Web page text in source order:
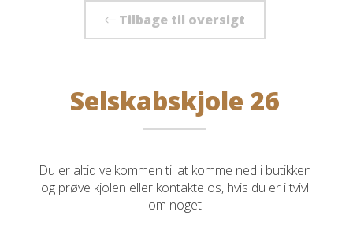
Tilbage til oversigt
Selskabskjole 26
Du er altid velkommen til at komme ned i butikken
og prøve kjolen eller kontakte os, hvis du er i tvivl
om noget